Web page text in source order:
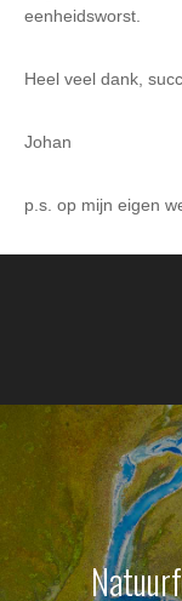
eenheidsworst.
Heel veel dank,
Johan
p.s. op mijn eigen